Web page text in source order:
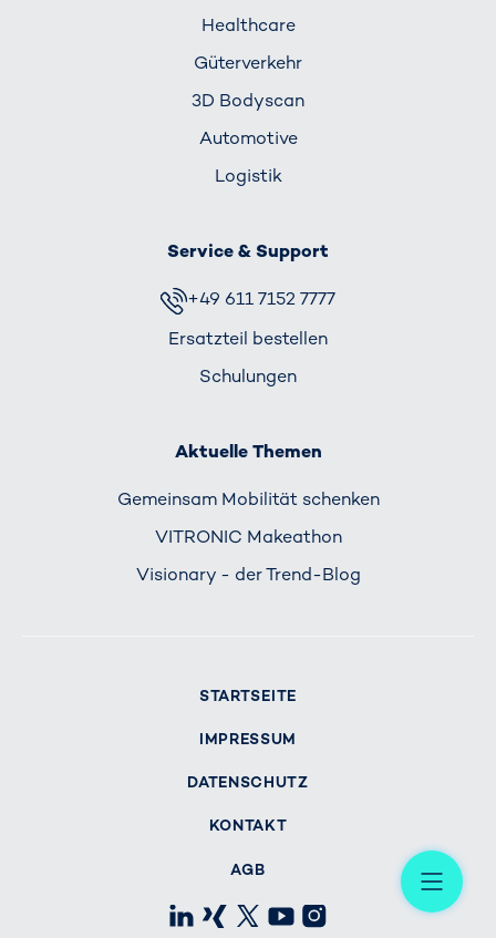
Healthcare
Güterverkehr
3D Bodyscan
Automotive
Logistik
Service & Support
+49 611 7152 7777
Ersatzteil bestellen
Schulungen
Aktuelle Themen
Gemeinsam Mobilität schenken
VITRONIC Makeathon
Visionary - der Trend-Blog
STARTSEITE
IMPRESSUM
DATENSCHUTZ
KONTAKT
AGB
LinkedIn
Xing X Instagram